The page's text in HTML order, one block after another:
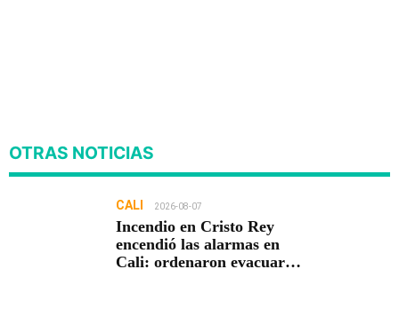
OTRAS NOTICIAS
CALI 2026-08-07
Incendio en Cristo Rey
encendió las alarmas en
Cali: ordenaron evacuar